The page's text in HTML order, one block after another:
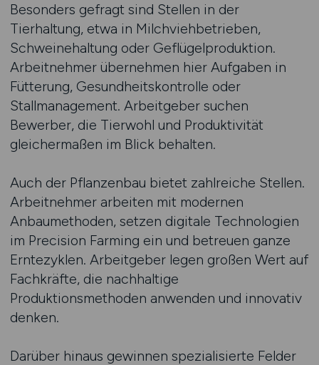
Besonders gefragt sind Stellen in der
Tierhaltung, etwa in Milchviehbetrieben,
Schweinehaltung oder Geflügelproduktion.
Arbeitnehmer übernehmen hier Aufgaben in
Fütterung, Gesundheitskontrolle oder
Stallmanagement. Arbeitgeber suchen
Bewerber, die Tierwohl und Produktivität
gleichermaßen im Blick behalten.
Auch der Pflanzenbau bietet zahlreiche Stellen.
Arbeitnehmer arbeiten mit modernen
Anbaumethoden, setzen digitale Technologien
im Precision Farming ein und betreuen ganze
Erntezyklen. Arbeitgeber legen großen Wert auf
Fachkräfte, die nachhaltige
Produktionsmethoden anwenden und innovativ
denken.
Darüber hinaus gewinnen spezialisierte Felder